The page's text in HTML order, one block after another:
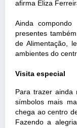
afirma Eliza
Ainda
presentes
de Alimentação,
ambientes do
Visita especial
Para trazer ainda
símbolos mais
chega ao centro
Fazendo a